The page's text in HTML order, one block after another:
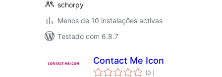
schorpy
Menos de 10 instalações activas
Testado com 6.8.7
Contact Me Icon
(0 classificações
)